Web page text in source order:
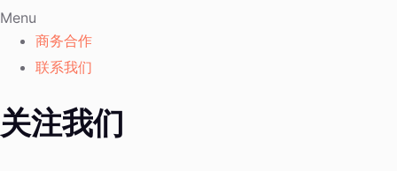
Menu
商务合作
联系我们
关注我们